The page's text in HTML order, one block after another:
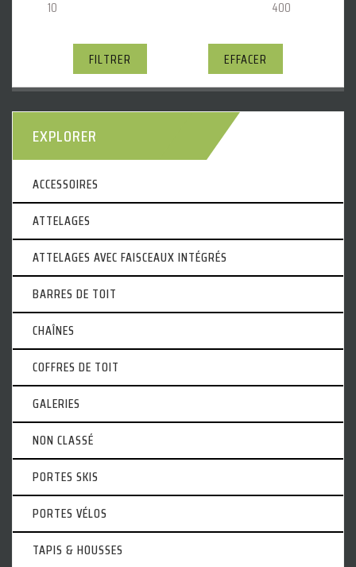
FILTRER EFFACER
EXPLORER
ACCESSOIRES
ATTELAGES
ATTELAGES AVEC FAISCEAUX INTÉGRÉS
BARRES DE TOIT
CHAÎNES
COFFRES DE TOIT
GALERIES
NON CLASSÉ
PORTES SKIS
PORTES VÉLOS
TAPIS & HOUSSES